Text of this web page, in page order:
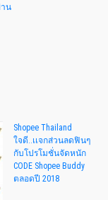
าน
Shopee Thailand
ใจดี..เเจกส่วนลดฟินๆ
กับโปรโมชั่นจัดหนัก
CODE Shopee Buddy
ตลอดปี 2018